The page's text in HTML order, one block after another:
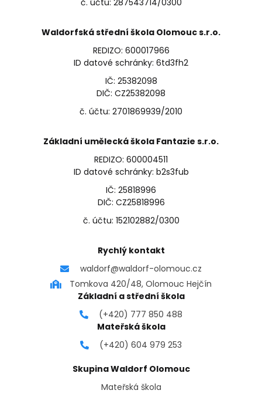
č. účtu: 287543714/0300
Waldorfská střední škola Olomouc s.r.o.
REDIZO: 600017966
ID datové schránky: 6td3fh2
IČ: 25382098
DIČ: CZ25382098
č. účtu: 2701869939/2010
Základní umělecká škola Fantazie s.r.o.
REDIZO: 600004511
ID datové schránky: b2s3fub
IČ: 25818996
DIČ: CZ25818996
č. účtu: 152102882/0300
Rychlý kontakt
waldorf@waldorf-olomouc.cz
Tomkova 420/48, Olomouc Hejčín
Základní a střední škola
(+420) 777 850 488
Mateřská škola
(+420) 604 979 253
Skupina Waldorf Olomouc
Mateřská škola